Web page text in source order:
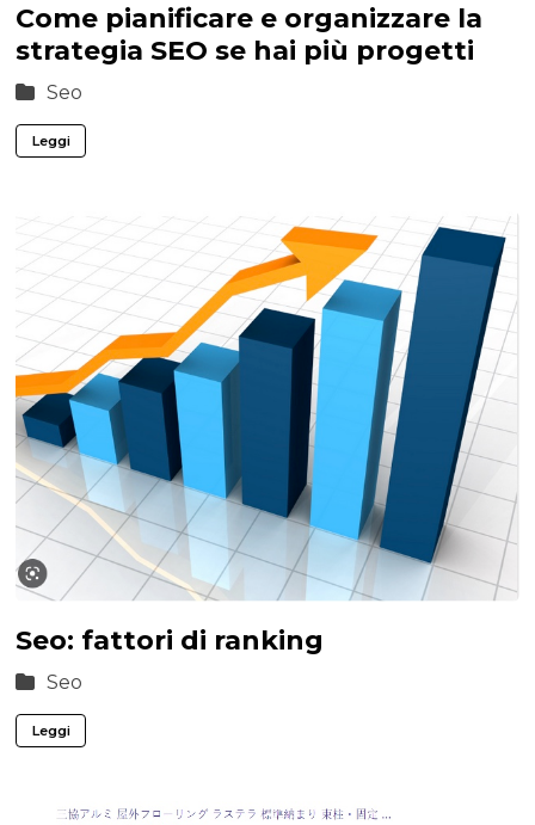
Come pianificare e organizzare la
strategia SEO se hai più progetti
Seo
Leggi
Seo: fattori di ranking
Seo
Leggi